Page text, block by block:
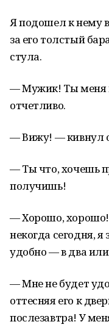
Я подошел к нему
за его толстый
стула.
— Мужик! Ты меня
отчетливо.
— Вижу! — кивнул
— Ты что, хочешь
получишь!
— Хорошо, хорошо!
некогда сегодня, я
удобно — в два
— Мне не будет
оттесняя его к
послезавтра! У